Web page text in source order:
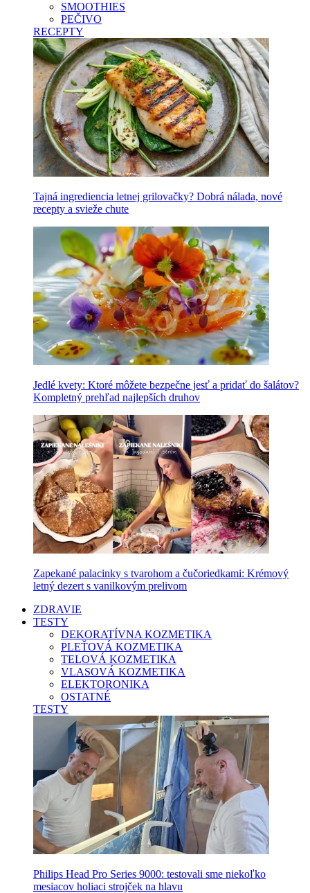
SMOOTHIES
PEČIVO
RECEPTY
Tajná ingrediencia letnej grilovačky? Dobrá nálada, nové
recepty a svieže chute
Jedlé kvety: Ktoré môžete bezpečne jesť a pridať do šalátov?
Kompletný prehľad najlepších druhov
Zapekané palacinky s tvarohom a čučoriedkami: Krémový
letný dezert s vanilkovým prelivom
ZDRAVIE
TESTY
DEKORATÍVNA KOZMETIKA
PLEŤOVÁ KOZMETIKA
TELOVÁ KOZMETIKA
VLASOVÁ KOZMETIKA
ELEKTORONIKA
OSTATNÉ
TESTY
Philips Head Pro Series 9000: testovali sme niekoľko
mesiacov holiaci strojček na hlavu